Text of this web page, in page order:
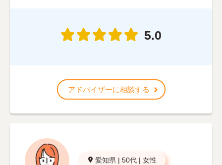
5.0
アドバイザーに相談する
愛知県 | 50代 | 女性